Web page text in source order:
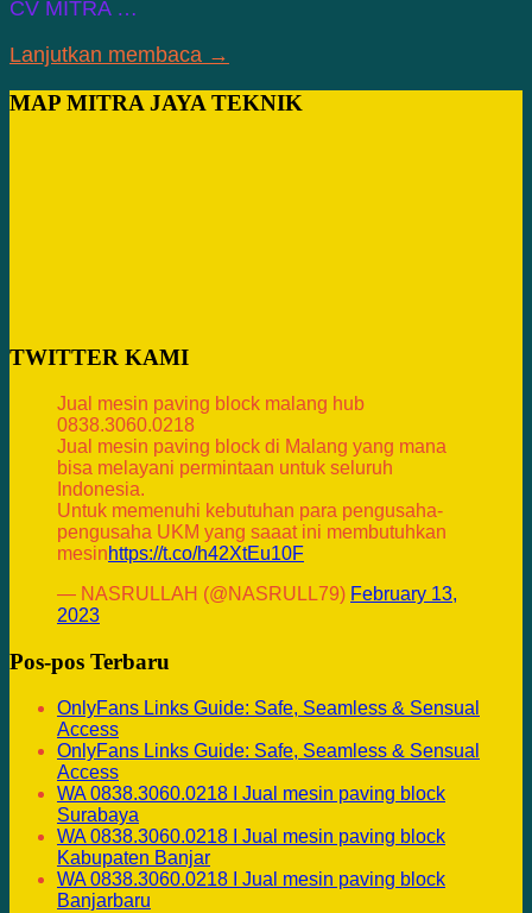
CV MITRA …
Lanjutkan membaca →
MAP MITRA JAYA TEKNIK
TWITTER KAMI
Jual mesin paving block malang hub
0838.3060.0218
Jual mesin paving block di Malang yang mana
bisa melayani permintaan untuk seluruh
Indonesia.
Untuk memenuhi kebutuhan para pengusaha-
pengusaha UKM yang saaat ini membutuhkan
mesinhttps://t.co/h42XtEu10F
— NASRULLAH (@NASRULL79) February 13,
2023
Pos-pos Terbaru
OnlyFans Links Guide: Safe, Seamless & Sensual
Access
OnlyFans Links Guide: Safe, Seamless & Sensual
Access
WA 0838.3060.0218 I Jual mesin paving block
Surabaya
WA 0838.3060.0218 I Jual mesin paving block
Kabupaten Banjar
WA 0838.3060.0218 I Jual mesin paving block
Banjarbaru